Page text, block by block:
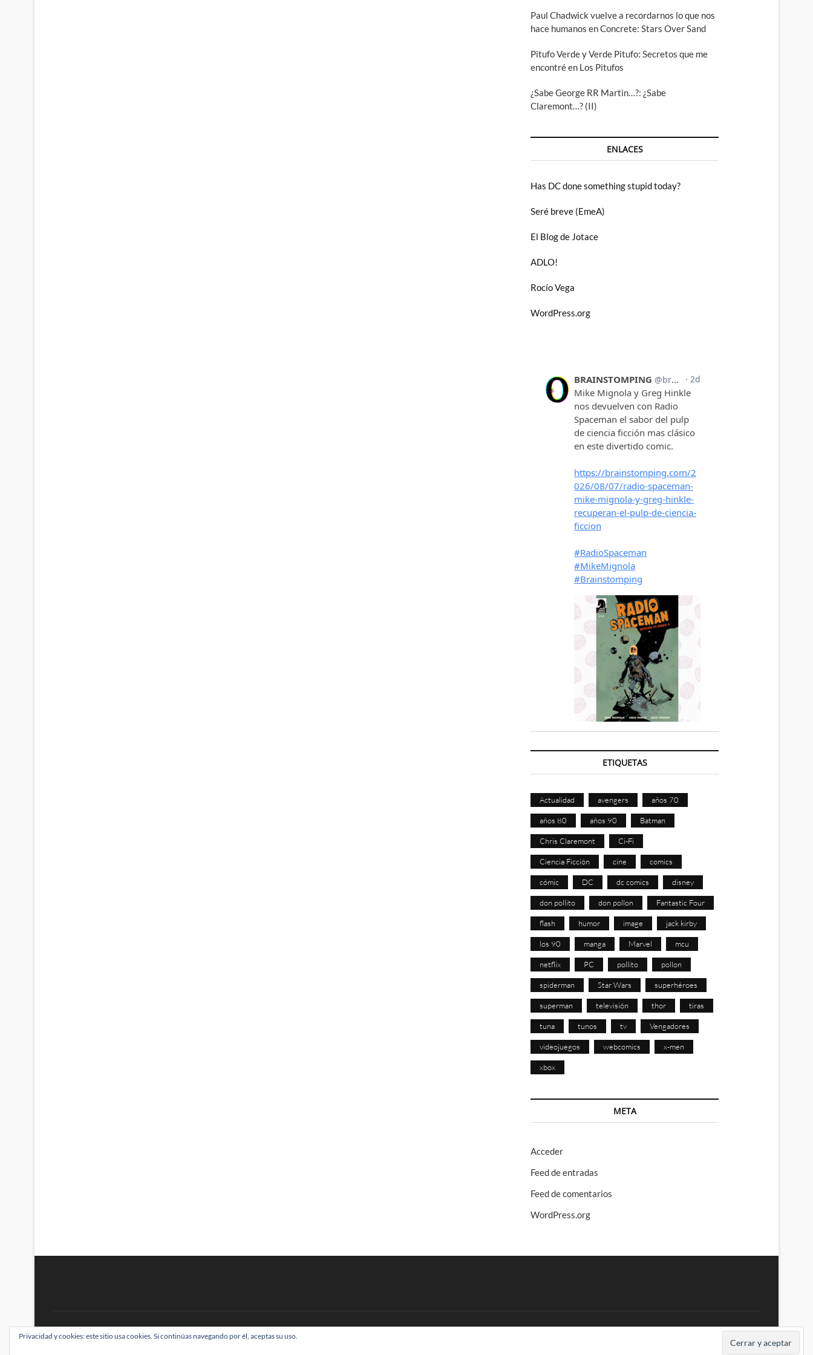
Paul Chadwick vuelve a recordarnos lo que nos
hace humanos en Concrete: Stars Over Sand
Pitufo Verde y Verde Pitufo: Secretos que me
encontré en Los Pitufos
¿Sabe George RR Martin…?: ¿Sabe
Claremont…? (II)
ENLACES
Has DC done something stupid today?
Seré breve (EmeA)
El Blog de Jotace
ADLO!
Rocío Vega
WordPress.org
ETIQUETAS
Actualidad avengers años 70
años 80 años 90 Batman
Chris Claremont Ci-Fi
Ciencia Ficción cine comics
cómic DC dc comics disney
don pollito don pollon Fantastic Four
flash humor image jack kirby
los 90 manga Marvel mcu
netflix PC pollito pollon
spiderman Star Wars superhéroes
superman televisión thor tiras
tuna tunos tv Vengadores
videojuegos webcomics x-men
xbox
META
Acceder
Feed de entradas
Feed de comentarios
WordPress.org
BRAINSTOMPING| Diseñado por:Theme Freesia|WordPress| © Todos los derechos reservados
Privacidad y cookies: este sitio usa cookies. Si continúas navegando por él, aceptas su uso.